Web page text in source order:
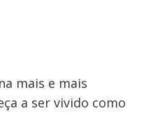
mais e mais
a ser vivido como